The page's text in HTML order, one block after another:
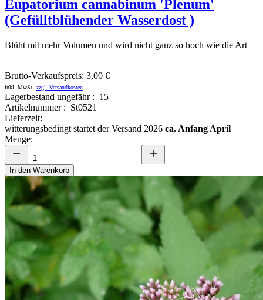
Eupatorium cannabinum 'Plenum'
(Gefülltblühender Wasserdost )
Blüht mit mehr Volumen und wird nicht ganz so hoch wie die Art
Brutto-Verkaufspreis: 3,00 €
inkl. MwSt. zzgl. Versandkosten
Lagerbestand ungefähr : 15
Artikelnummer : St0521
Lieferzeit:
witterungsbedingt startet der Versand 2026 ca. Anfang April
Menge:
In den Warenkorb